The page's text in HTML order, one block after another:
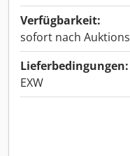
Verfügbarkeit:
sofort nach
Lieferbedingungen:
EXW